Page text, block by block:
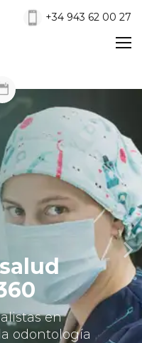
+34 943 62 00 27
en
odontología